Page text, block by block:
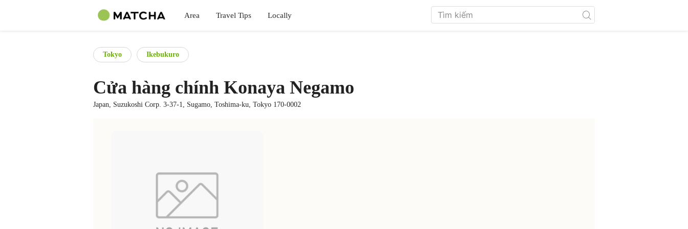
Area Travel Tips Locally
Tokyo Ikebukuro
Cửa hàng chính Konaya Negamo
Japan, Suzukoshi Corp. 3-37-1, Sugamo, Toshima-ku, Tokyo 170-0002